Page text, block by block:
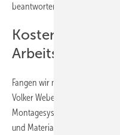
beantworten.
Kostenfaktor:
Arbeitszeit
Fangen wir mit den Kosten für
Volker Weber, Leiter
Montagesysteme in Kupferzell
und Materialkosten ein